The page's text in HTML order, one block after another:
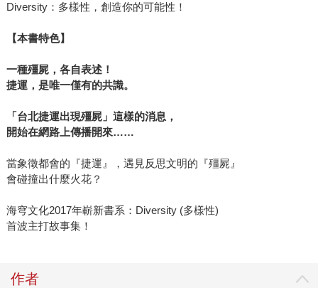
Diversity：多樣性，創造你的可能性！
【本書特色】
一種殭屍，各自表述！
捷運，是唯一僅有的共識。
「台北捷運出現殭屍」這樣的消息，
開始在網路上傳播開來……
當象徵都會的『捷運』，遇見反思文明的『殭屍』
會碰撞出什麼火花？
海穹文化2017年嶄新書系：Diversity (多樣性)
首波主打故事集！
作者